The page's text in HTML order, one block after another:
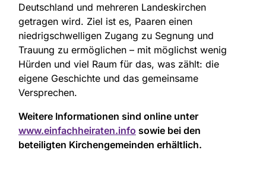
Deutschland und mehreren Landeskirchen
getragen wird. Ziel ist es, Paaren einen
niedrigschwelligen Zugang zu Segnung und
Trauung zu ermöglichen – mit möglichst wenig
Hürden und viel Raum für das, was zählt: die
eigene Geschichte und das gemeinsame
Versprechen.
Weitere Informationen sind online unter
www.einfachheiraten.info sowie bei den
beteiligten Kirchengemeinden erhältlich.